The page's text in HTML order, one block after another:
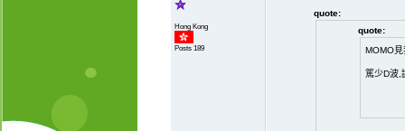
Hong Kong
Posts 189
quote:
quote:
MOMO
篤少D波,